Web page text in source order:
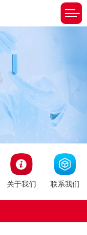
关于我们 联系我们